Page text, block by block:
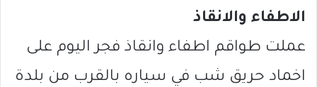
الاطفاء والانقاذ
عملت طواقم اطفاء وانقاذ فجر اليوم على
اخماد حريق شب في سياره بالقرب من بلدة